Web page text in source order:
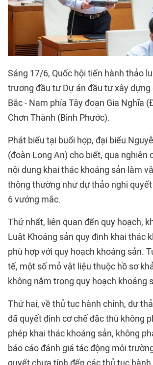
Sáng 17/6, Quốc hội tiến hành thảo
trương đầu tư Dự án đầu tư xây
Bắc - Nam phía Tây đoạn Gia Nghĩa
Chơn Thành (Bình Phước).
Phát biểu tại buổi họp, đại biểu
(đoàn Long An) cho biết, qua nghiên
nội dung khai thác khoáng sản làm
thông thường như dự thảo nghị
6 vướng mắc.
Thứ nhất, liên quan đến quy hoạch,
Luật Khoáng sản quy định khai thác
phù hợp với quy hoạch khoáng sản.
tế, một số mỏ vật liệu thuộc hồ sơ
không nằm trong quy hoạch khoáng
Thứ hai, về thủ tục hành chính, dự
đã quyết định cơ chế đặc thù không
phép khai thác khoáng sản, không
báo cáo đánh giá tác động môi